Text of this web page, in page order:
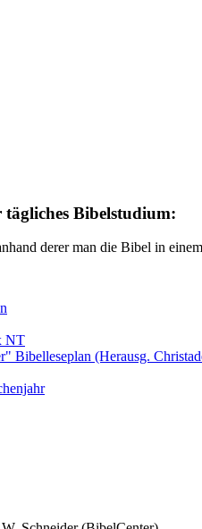
Bibelstudium:
derer man die Bibel in
NT
Bibelleseplan (Herausg.